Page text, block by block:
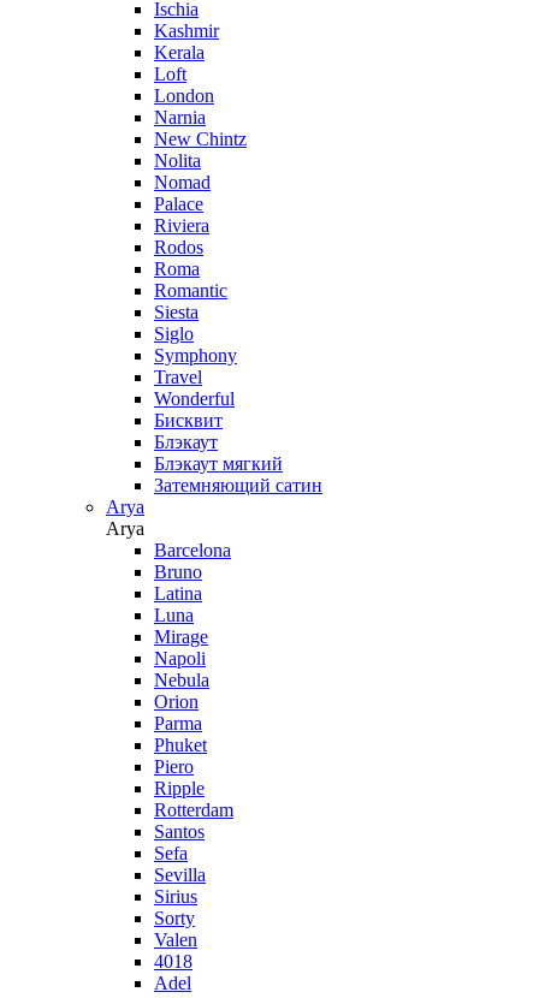
Ischia
Kashmir
Kerala
Loft
London
Narnia
New Chintz
Nolita
Nomad
Palace
Riviera
Rodos
Roma
Romantic
Siesta
Siglo
Symphony
Travel
Wonderful
Бисквит
Блэкаут
Блэкаут мягкий
Затемняющий сатин
Arya
Arya
Barcelona
Bruno
Latina
Luna
Mirage
Napoli
Nebula
Orion
Parma
Phuket
Piero
Ripple
Rotterdam
Santos
Sefa
Sevilla
Sirius
Sorty
Valen
4018
Adel